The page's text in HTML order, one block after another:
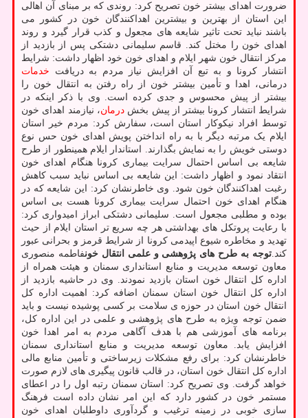
ضرورت اهدای بیشتر خون تصریح کرد: روندی که بر مبنای آن اهالی
این استان از بهترین و بیشترین اهداکنندگان خون در کشور می
باشند نباید تحت تاثیر شایعه های مجعول و کذب قرار گیرد و روند
اهدای خون را مختل کند. قاسم سلیمانی دشتکی پس از بازدید از
مرکز انتقال خون شهر ایلام و اهدای خون خود اظهار داشت: شرایط
انتشار کرونا و به تبع آن افزایش نیاز مردم به دریافت خدمات
درمانی، اهدا و تأمین بیشتر خون از راه رفتن به انتقال خون را
بیشتر از پیش محسوس و جدی کرده است. وی با ذکر اینکه در
شرایط انتشار کرونا بیشتر از پیش بخشدرمان، نیازمند اهدای خون
توسط افراد نیکوکار استان است، سفارش کرد: مردم خیر استان
ایلام یک مرتبه دیگر با به راه انداختن پویش اهدای خون حس نوع
دوستی خویش را به نمایش بگذارند. استاندار ایلام همینطور از طرح
شایعه بی اساس احتمال سرایت بیماری کرونا هنگام اهدای خون
انتقاد نمود و اظهار داشت: این شایعه بی اساس نباید سبب کاهش
رغبت اهداکنندگان خون شود. وی خاطرنشان کرد: این شایعه که در
هنگام اهدای خون احتمال سرایت بیماری کرونا هست بی اساس
بوده و مطلبی مجعول است. سلیمانی دشتکی ابراز امیدواری کرد:
با رعایت پروتکل های بهداشتی هر چه سریع تر استان ایلام از حیث
تهدید و مخاطره شیوع اپیدمی کرونا از شرایط قرمز و بحرانی عبور
کند. توجه به طرح های پژوهشی و علمی انتقال خونفاطمه منصوری
معاون توسعه مدیریت و منابع استانداری سمنان و هیئت همراه از
اداره کل انتقال خون استان بازدید نمودند. وی در حاشیه بازدید از
اداره کل انتقال خون استان سمنان اضافه کرد: اهمیت اداره کل
انتقال خون استان در حوزه ی سلامت بر کسی پوشیده نیست و باید
ضمن توجه ویژه به طرح های پژوهشی و علمی در این اداره کل،
برنامه های آموزشی هم با هدف آگاهی مردم به امر اهدا خون
افزایش یابد. معاون توسعه مدیریت و منابع استانداری سمنان
خاطرنشان کرد: برای رفع مشکلات زیرساختی و تأمین منابع مالی
اداره کل انتقال خون استان، در قالب قانون پیگیری های لازم صورت
خواهد گرفت. وی تصریح کرد: استان سمنان رتبه اول را در اعطای
مستمر خون در کشور دارد که این امر نشان داده است فرهنگ
سازی خوبی در زمینه ترغیب و گردآوری داوطلبان اهدای خون